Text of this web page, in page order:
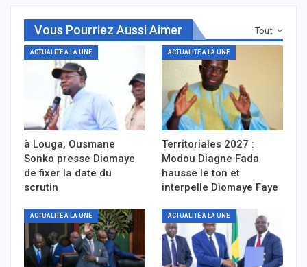
Tout
Vous Pourriez Aussi Aimer
ACTUALITÉ À LA UNE
à Louga, Ousmane
Sonko presse Diomaye
de fixer la date du
scrutin
ACTUALITÉ À LA UNE
Territoriales 2027 :
Modou Diagne Fada
hausse le ton et
interpelle Diomaye Faye
ACTUALITÉ À LA UNE ACTUALITÉ À LA UNE